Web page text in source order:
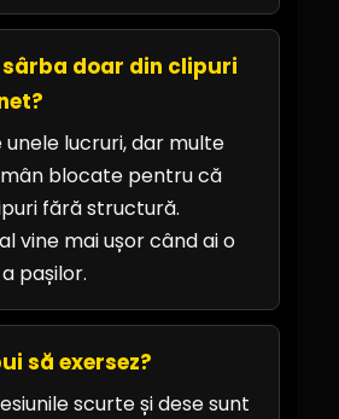
doar din clipuri
unele lucruri, dar multe
blocate pentru că
fără structură.
vine mai ușor când ai o
pașilor.
să exersez?
scurte și dese sunt